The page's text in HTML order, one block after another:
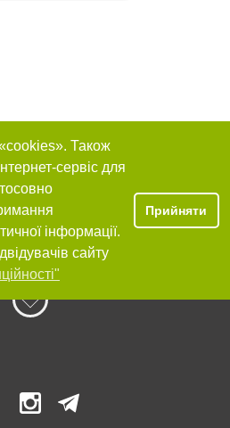
Також
сервіс для
інформації.
сайту
Прийняти